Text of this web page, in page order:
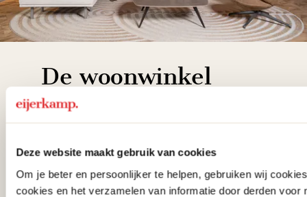
Deze website maakt gebruik van cookies
Om je beter en persoonlijker te helpen, gebruiken wij
cookies en het verzamelen van informatie door derden voor
De woonwinkel
gezien op tv!
'Weer verliefd op je huis' niet? We
hebben met liefde de mooiste woon-,